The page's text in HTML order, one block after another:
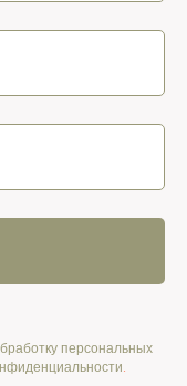
персональных
.